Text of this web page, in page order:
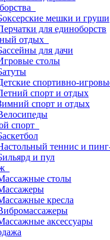
мешки и груши
для единоборств
отдых
для дачи
столы
спортивно-
спорт и отдых
спорт и отдых
спорт
теннис и
и пул
столы
кресла
аксессуары